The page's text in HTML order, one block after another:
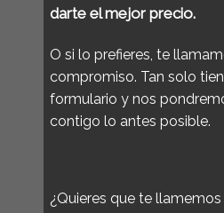
darte el mejor precio.
O si lo prefieres, te
compromiso. Tan solo
formulario y nos
contigo lo antes posible.
¿Quieres que te